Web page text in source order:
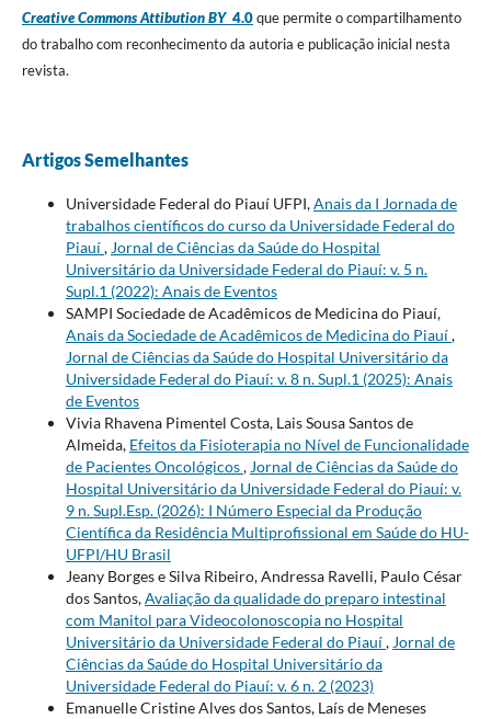
Creative Commons Attibution BY4.0que permite o compartilhamento
do trabalho com reconhecimento da autoria e publicação inicial nesta
revista.
Artigos Semelhantes
Universidade Federal do Piauí UFPI,Anais da I Jornada de
trabalhos científicos do curso da Universidade Federal do
Piauí, Jornal de Ciências da Saúde do Hospital
Universitário da Universidade Federal do Piauí: v. 5 n.
Supl.1 (2022): Anais de Eventos
SAMPI Sociedade de Acadêmicos de Medicina do Piauí,
Anais da Sociedade de Acadêmicos de Medicina do Piauí,
Jornal de Ciências da Saúde do Hospital Universitário da
Universidade Federal do Piauí: v. 8 n. Supl.1 (2025): Anais
de Eventos
Vivia Rhavena Pimentel Costa, Lais Sousa Santos de
Almeida, Efeitos da Fisioterapia no Nível de Funcionalidade
de Pacientes Oncológicos, Jornal de Ciências da Saúde do
Hospital Universitário da Universidade Federal do Piauí: v.
9 n. Supl.Esp. (2026): I Número Especial da Produção
Científica da Residência Multiprofissional em Saúde do HU-
UFPI/HU Brasil
Jeany Borges e Silva Ribeiro, Andressa Ravelli, Paulo César
dos Santos,Avaliação da qualidade do preparo intestinal
com Manitol para Videocolonoscopia no Hospital
Universitário da Universidade Federal do Piauí, Jornal de
Ciências da Saúde do Hospital Universitário da
Universidade Federal do Piauí: v. 6 n. 2 (2023)
Emanuelle Cristine Alves dos Santos, Laís de Meneses